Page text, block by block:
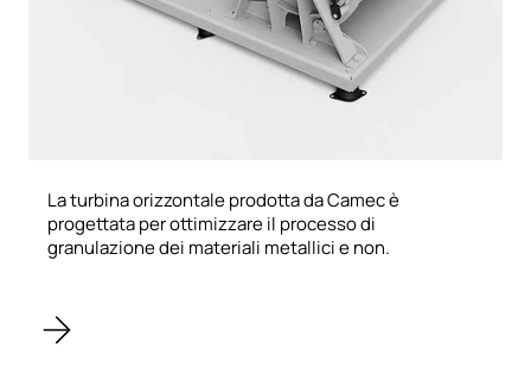
La turbina orizzontale prodotta da Camec è
progettata per ottimizzare il processo di
granulazione dei materiali metallici e non.